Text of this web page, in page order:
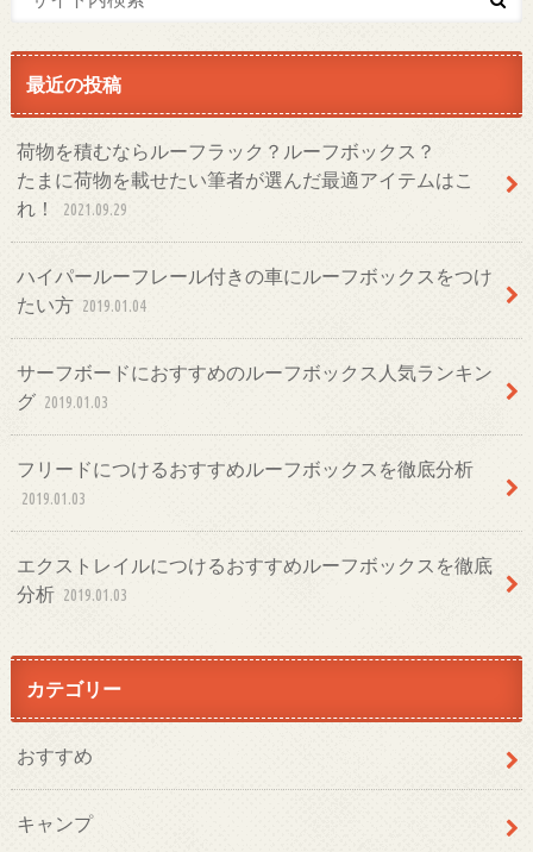
最近の投稿
荷物を積むならルーフラック？ルーフボックス？
たまに荷物を載せたい筆者が選んだ最適アイテムはこ
れ！
2021.09.29
ハイパールーフレール付きの車にルーフボックスをつけ
たい方 2019.01.04
サーフボードにおすすめのルーフボックス人気ランキン
グ 2019.01.03
フリードにつけるおすすめルーフボックスを徹底分析
2019.01.03
エクストレイルにつけるおすすめルーフボックスを徹底
分析 2019.01.03
カテゴリー
おすすめ
キャンプ